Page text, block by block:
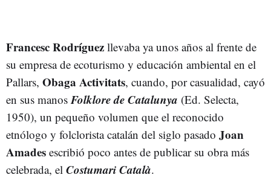
Francesc Rodríguez llevaba ya unos años al frente de
su empresa de ecoturismo y educación ambiental en el
Pallars, Obaga Activitats, cuando, por casualidad, cayó
en sus manos Folklore de Catalunya (Ed. Selecta,
1950), un pequeño volumen que el reconocido
etnólogo y folclorista catalán del siglo pasado Joan
Amades escribió poco antes de publicar su obra más
celebrada, el Costumari Català.